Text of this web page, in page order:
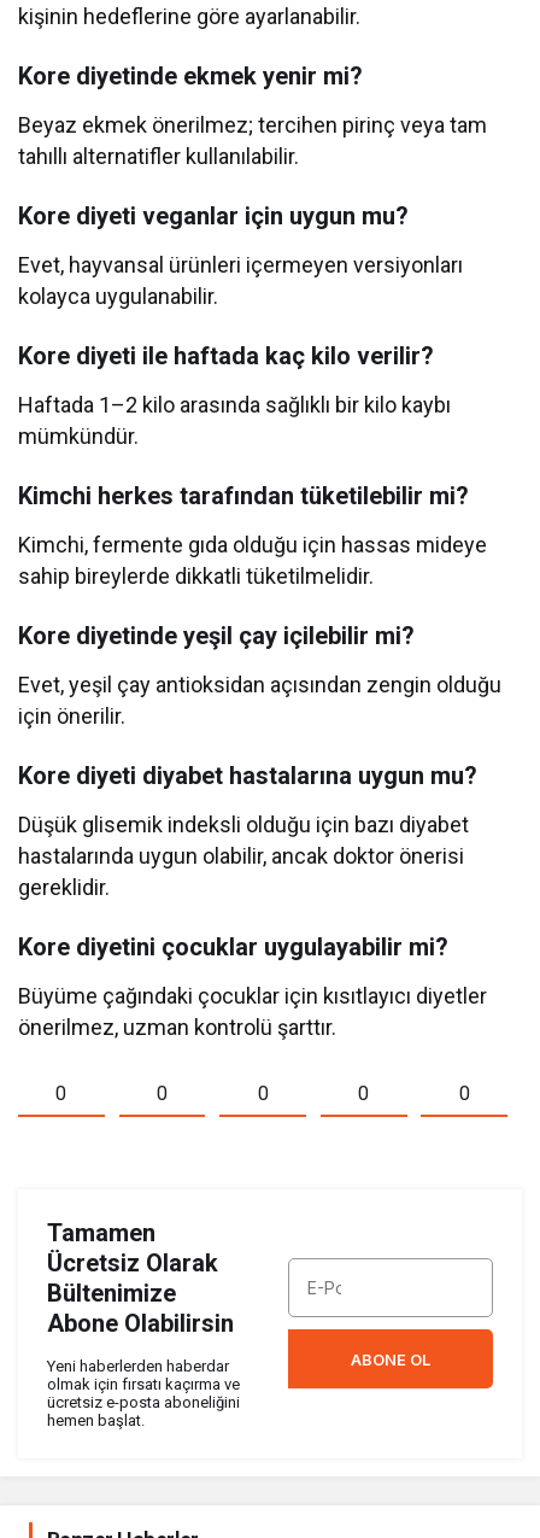
kişinin hedeflerine göre ayarlanabilir.
Kore diyetinde ekmek yenir mi?
Beyaz ekmek önerilmez; tercihen pirinç veya tam
tahıllı alternatifler kullanılabilir.
Kore diyeti veganlar için uygun mu?
Evet, hayvansal ürünleri içermeyen versiyonları
kolayca uygulanabilir.
Kore diyeti ile haftada kaç kilo verilir?
Haftada 1–2 kilo arasında sağlıklı bir kilo kaybı
mümkündür.
Kimchi herkes tarafından tüketilebilir mi?
Kimchi, fermente gıda olduğu için hassas mideye
sahip bireylerde dikkatli tüketilmelidir.
Kore diyetinde yeşil çay içilebilir mi?
Evet, yeşil çay antioksidan açısından zengin olduğu
için önerilir.
Kore diyeti diyabet hastalarına uygun mu?
Düşük glisemik indeksli olduğu için bazı diyabet
hastalarında uygun olabilir, ancak doktor önerisi
gereklidir.
Kore diyetini çocuklar uygulayabilir mi?
Büyüme çağındaki çocuklar için kısıtlayıcı diyetler
önerilmez, uzman kontrolü şarttır.
0 0 0 0 0
Tamamen
Ücretsiz Olarak
Bültenimize
Abone Olabilirsin
Yeni haberlerden haberdar
olmak için fırsatı kaçırma ve
ücretsiz e-posta aboneliğini
hemen başlat.
ABONE OL